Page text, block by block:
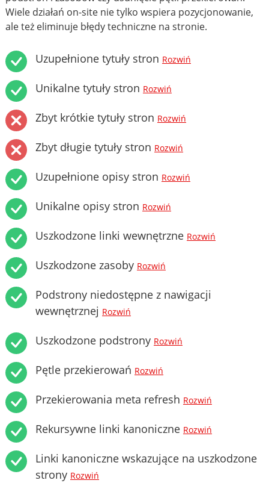
Wiele działań on-site nie tylko wspiera pozycjonowanie,
ale też eliminuje błędy techniczne na stronie.
Uzupełnione tytuły stron Rozwiń
Unikalne tytuły stron Rozwiń
Zbyt krótkie tytuły stron Rozwiń
Zbyt długie tytuły stron Rozwiń
Uzupełnione opisy stron Rozwiń
Unikalne opisy stron Rozwiń
Uszkodzone linki wewnętrzne Rozwiń
Uszkodzone zasoby Rozwiń
Podstrony niedostępne z nawigacji
wewnętrznej Rozwiń
Uszkodzone podstrony Rozwiń
Pętle przekierowań Rozwiń
Przekierowania meta refresh Rozwiń
Rekursywne linki kanoniczne Rozwiń
Linki kanoniczne wskazujące na uszkodzone
strony Rozwiń